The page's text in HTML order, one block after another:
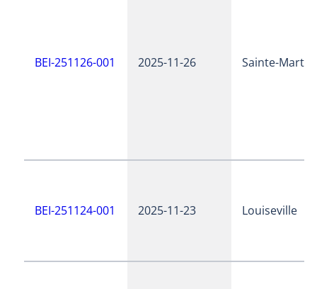
BEI-251126-001 2025-11-26 Sainte-
BEI-251124-001 2025-11-23 Louiseville